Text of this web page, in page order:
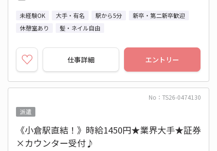
未経験OK 大手・有名 駅から5分
新卒・第二新卒歓迎
休憩室あり
髪・ネイル自由
仕事詳細 エントリー
No：TS26-0474130
派遣
《小倉駅直結！》時給1450円★業界大手★証券
×カウンター受付♪